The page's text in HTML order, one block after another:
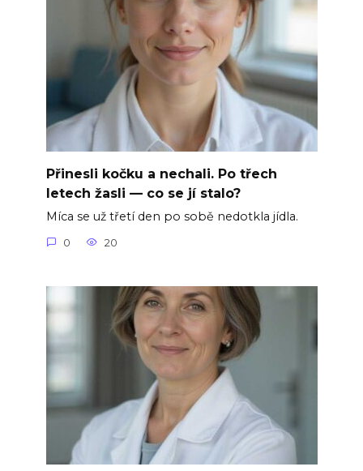
Přinesli kočku a nechali. Po třech
letech žasli — co se jí stalo?
Míca se už třetí den po sobě nedotkla jídla.
0 20